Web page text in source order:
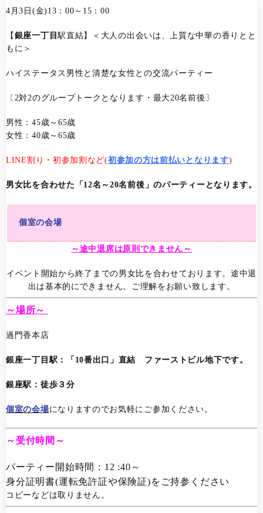
4月3日(金)13：00～15：00
【 銀座一丁目駅直結】＜大人の出会いは、上質な中華の香りとと
もに＞
ハイステータス男性と清楚な女性との交流パーティー
〔2対2のグループトークとなります・最大20名前後〕
男性：45歳～65歳
女性：40歳～65歳
LINE割り・初参加割など(初参加の方は前払いとなります)
男女比を合わせた「12名～20名前後」のパーティーとなります。
個室の会場
～途中退席は原則できません～
イベント開始から終了までの男女比を合わせております。途中退
出は基本的にできません。ご理解をお願い致します。
～場所～
過門香本店
銀座一丁目駅：「10番出口」直結 ファーストビル地下です。
銀座駅：徒歩３分
個室の会場になりますのでお気軽にご参加ください。
～受付時間～
パーティー開始時間：12 :40～
身分証明書(運転免許証や保険証)をご持参ください
コピーなどは取りません。